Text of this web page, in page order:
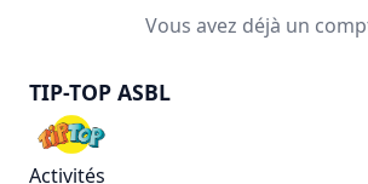
Vous avez déjà un
TIP-TOP ASBL
Activités